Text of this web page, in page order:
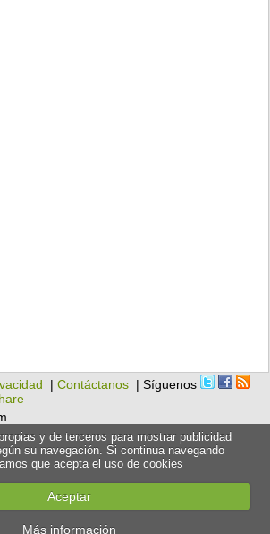
|Contáctanos | Síguenos
y de terceros para mostrar publicidad
su navegación. Si continua navegando
que acepta el uso de cookies
Aceptar
Más información